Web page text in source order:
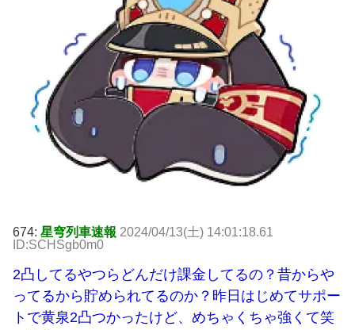
674: 星穹列車速報 2024/04/13(土) 14:01:18.61
ID:SCHSgb0m0
2凸してるやつらどんだけ課金してるの？昔からや
ってるから貯められてるのか？昨日はじめてサポー
トで黄泉2凸つかったけど、めちゃくちゃ強くて笑